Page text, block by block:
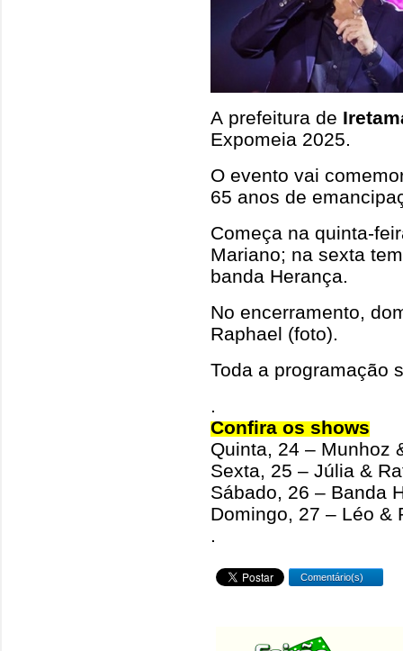
A prefeitura de
Expomeia 2025.
O evento vai
65 anos de
Começa na quinta-
Mariano; na sexta
banda Herança.
No encerramento,
Raphael (foto).
Toda a programação
.
Confira os shows
Quinta, 24 – Munhoz
Sexta, 25 – Júlia &
Sábado, 26 – Banda
Domingo, 27 – Léo &
.
Comentário(s)